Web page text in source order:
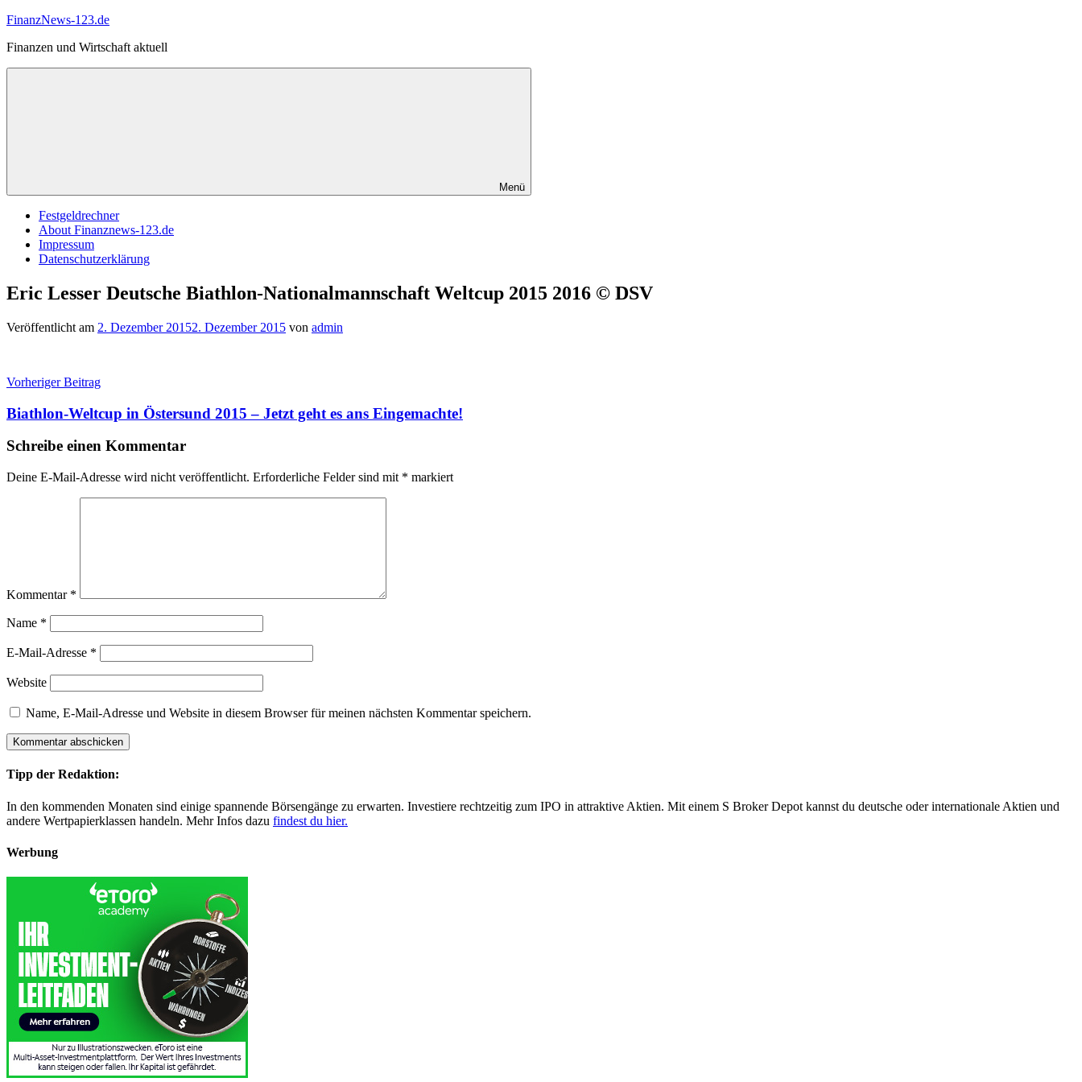
Zum
springen
FinanzNews-123.de
Finanzen und Wirtschaft aktuell
Menü
Festgeldrechner
About Finanznews-123.de
Impressum
Datenschutzerklärung
Eric Lesser Deutsche Biathlon-Nationalmannschaft Weltcup 2015 2016 © DSV
Veröffentlicht am 2. Dezember 20152. Dezember 2015 von admin
Beitragsnavigation
Vorheriger Beitrag
Biathlon-Weltcup in Östersund 2015 – Jetzt geht es ans Eingemachte!
Schreibe einen Kommentar
Deine E-Mail-Adresse wird nicht veröffentlicht. Erforderliche Felder sind mit * markiert
Kommentar *
Name *
E-Mail-Adresse *
Website
Name, E-Mail-Adresse und Website in diesem Browser für meinen nächsten Kommentar speichern.
Tipp der Redaktion:
In den kommenden Monaten sind einige spannende Börsengänge zu erwarten. Investiere rechtzeitig zum IPO in attraktive Aktien. Mit einem S Broker Depot kannst du deutsche oder internationale Aktien und
andere Wertpapierklassen handeln. Mehr Infos dazu findest du hier.
Werbung